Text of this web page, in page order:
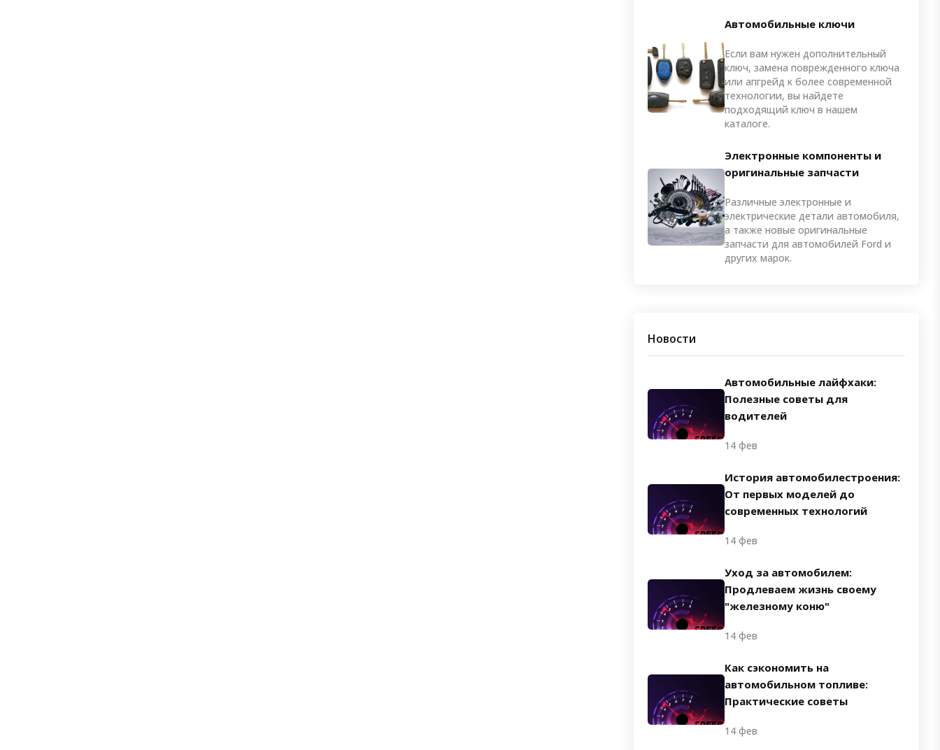
Автомобильные ключи
Если вам нужен дополнительный
ключ, замена поврежденного ключа
или апгрейд к более современной
технологии, вы найдете
подходящий ключ в нашем
каталоге.
Электронные компоненты и
оригинальные запчасти
Различные электронные и
электрические детали автомобиля,
а также новые оригинальные
запчасти для автомобилей Ford и
других марок.
Новости
Автомобильные лайфхаки:
Полезные советы для
водителей
14 фев
История автомобилестроения:
От первых моделей до
современных технологий
14 фев
Уход за автомобилем:
Продлеваем жизнь своему
"железному коню"
14 фев
Как сэкономить на
автомобильном топливе:
Практические советы
14 фев